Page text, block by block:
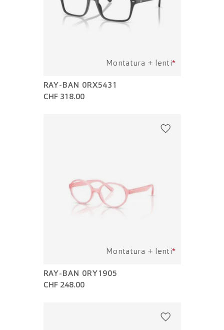
Montatura + lenti*
RAY-BAN 0RX5431
CHF 318.00
Montatura + lenti*
RAY-BAN 0RY1905
CHF 248.00